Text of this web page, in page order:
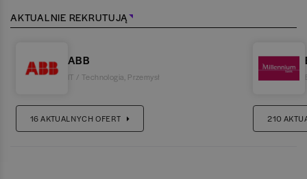
AKTUALNIE REKRUTUJĄ
ABB
IT / Technologia Przemysł
16AKTUALNYCH OFERT 210